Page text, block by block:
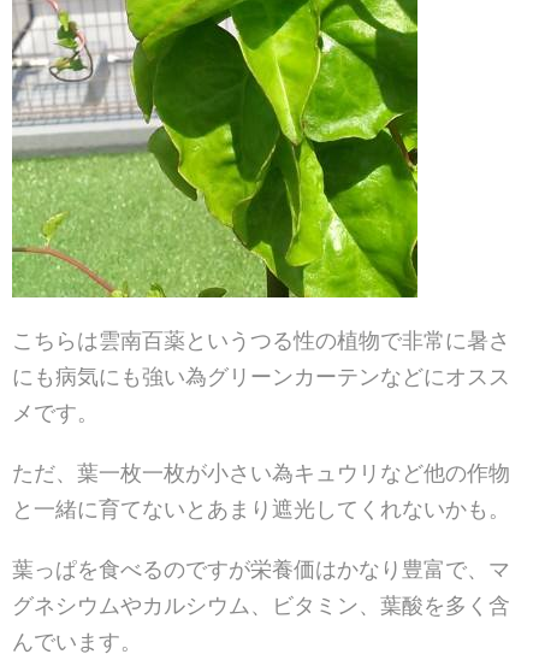
こちらは雲南百薬というつる性の植物で非常に暑さ
にも病気にも強い為グリーンカーテンなどにオスス
メです。
ただ、葉一枚一枚が小さい為キュウリなど他の作物
と一緒に育てないとあまり遮光してくれないかも。
葉っぱを食べるのですが栄養価はかなり豊富で、マ
グネシウムやカルシウム、ビタミン、葉酸を多く含
んでいます。